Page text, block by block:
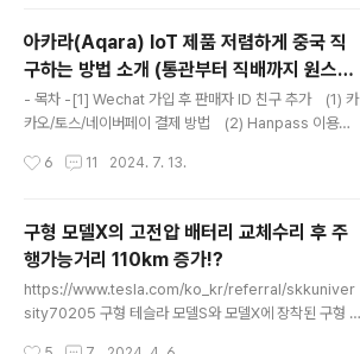
터 초기화되오니 참고 부탁드립니다.테슬라 코리아에서 2
024년 10월 9일부터 신규 레퍼럴(추천인) 할인 혜택을 시
행하였습니다.이번 프로그램은 추천인 코드를 사용하여 구
매하시는 분께는 66만원 상당의 혜택을 주고코드를 제공
해주시는 분에게는 33만원 상당의 혜택을 줍니다.온라인
인) 코드 적용도 매우 간단합니다.우선 아래 링크를 통하여
아카라(Aqara) IoT 제품 저렴하게 중국 직
구하는 방법 소개 (통관부터 직배까지 원스
톱)
- 목차 -[1] Wechat 가입 후 판매자 ID 친구 추가 (1) 카
카오/토스/네이버페이 결제 방법 (2) Hanpass 이용
제 진행[4] 배송 방법 선택 (1) 직배로 한국 배송을 받
품들이 한국에 출시가 되고 있지만,높은 가격과 그리고 중
국에 비하면 부족한 라인업에 직구를 하시는 분들이 많으
실 겁니다. 중국 아카라 제품을 알리로 직배송 직구하거
나 타오바오에서 사서 배송대행업체(훗타운)으로 보내
6 11 2024. 7. 13.
구형 모델X의 고전압 배터리 교체수리 후 주
행가능거리 110km 증가!?
https://www.tesla.com/ko_kr/referral/skkuniver
sity70205 구형 테슬라 모델S와 모델X에 장착된 구형 1